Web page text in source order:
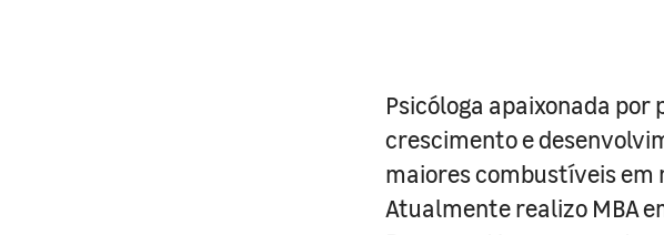
Psicóloga apaixonada por
crescimento e
maiores combustíveis
Atualmente realizo MBA